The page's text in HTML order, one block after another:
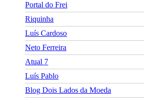
Portal do Frei
Riquinha
Luís Cardoso
Neto Ferreira
Atual 7
Luís Pablo
Blog Dois Lados da Moeda